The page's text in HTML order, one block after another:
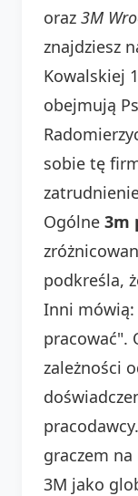
oraz 3M
znajdziesz
Kowalskiej
obejmują
sobie tę
Ogólne 3m
podkreśla,
Inni
pracować".
zależności
graczem
3M jako